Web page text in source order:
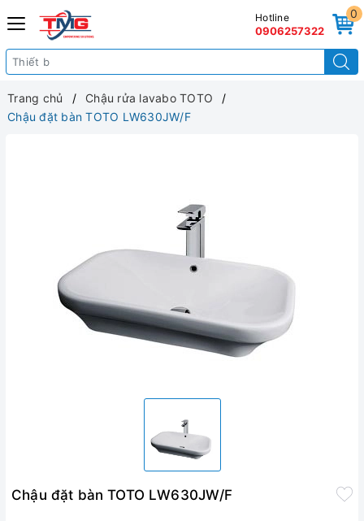
0
Hotline
0906257322
Trang chủ
Chậu rửa lavabo TOTO
Chậu đặt bàn TOTO LW630JW/F
Chậu đặt bàn TOTO LW630JW/F